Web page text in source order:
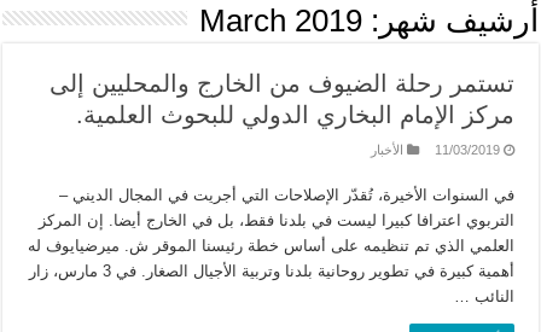
أرشيف شهر:March 2019
تستمر رحلة الضيوف من الخارج والمحليين إلى
مركز الإمام البخاري الدولي للبحوث العلمية.
11/03/2019 الأخبار
في السنوات الأخيرة، تُقدّر الإصلاحات التي أجريت في المجال الديني –
التربوي اعترافا كبيرا ليست في بلدنا فقط، بل في الخارج أيضا. إن المركز
العلمي الذي تم تنظيمه على أساس خطة رئيسنا الموقر ش. ميرضيايوف له
أهمية كبيرة في تطوير روحانية بلدنا وتربية الأجيال الصغار. في 3 مارس، زار
النائب …